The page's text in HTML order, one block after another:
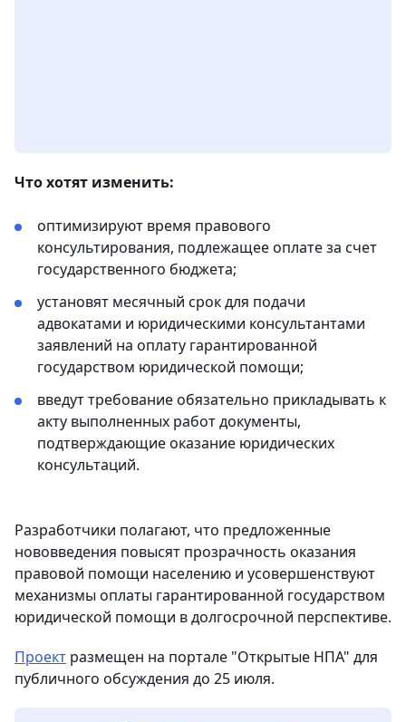
Что хотят изменить:
оптимизируют время правового
консультирования, подлежащее оплате за счет
государственного бюджета;
установят месячный срок для подачи
адвокатами и юридическими консультантами
заявлений на оплату гарантированной
государством юридической помощи;
введут требование обязательно прикладывать к
акту выполненных работ документы,
подтверждающие оказание юридических
консультаций.
Разработчики полагают, что предложенные
нововведения повысят прозрачность оказания
правовой помощи населению и усовершенствуют
механизмы оплаты гарантированной государством
юридической помощи в долгосрочной перспективе.
Проект размещен на портале "Открытые НПА" для
публичного обсуждения до 25 июля.